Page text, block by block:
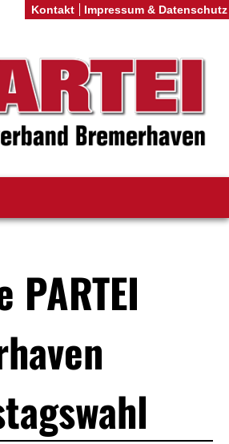
PARTEI
Kontakt Impressum & Datenschutz